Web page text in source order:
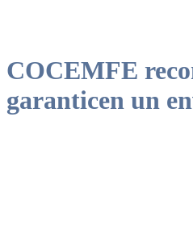
COCEMFE
garanticen un